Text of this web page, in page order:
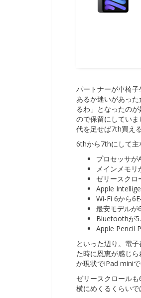
パートナーが車椅
あるか迷いがあっ
るわ」となったの
ので保留にしてい
代を足せば7th買え
6thから7thにして主
プロセッサ
メインメモ
ゼリースクロ
Apple
Wi-Fi 6から
最安モデルが
Bluetoothが
Apple Pencil
といった辺り。電
た時に恩恵が感じ
か現状でiPad mini
ゼリースクロール
横にめくるくらいで